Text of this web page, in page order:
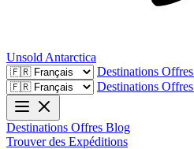
Unsold Antarctica
Destinations Offres
Destinations Offres
Destinations Offres Blog
Trouver des Expéditions